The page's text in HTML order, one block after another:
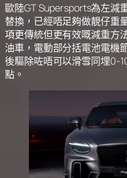
歐陸GT Supersports為左減
替換，已經唔足夠做靚仔重
項更傳統但更有效嘅減重方
油車，電動部分括電池電機
後驅除咗唔可以滑雪同埋0-
點。